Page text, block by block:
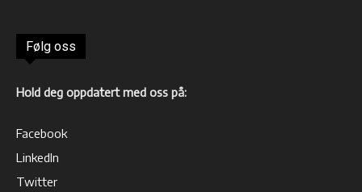
Følg oss
Hold deg oppdatert med oss på:
Facebook
LinkedIn
Twitter